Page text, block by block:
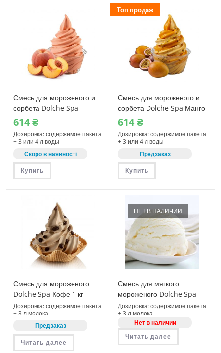
Смесь для мороженого и
сорбета Dolche Spa
Персик 1150 г (08411)
614₴
Дозировка: содержимое пакета
+ 3 или 4 л воды
Скоро в наявності
Купить
Топ продаж
Смесь для мороженого и
сорбета Dolche Spa Манго
Маракуйя 1150 г (08335)
614₴
Дозировка: содержимое пакета
+ 3 или 4 л воды
Предзаказ
Купить
Смесь для мороженого
Dolche Spa Кофе 1 кг
(08010)
Дозировка: содержимое пакета
+ 3 л молока
Предзаказ
Читать далее
НЕТ В НАЛИЧИИ
Смесь для мягкого
мороженого Dolche Spa
Fior di latte Пломбир 1 кг
(08070)
Дозировка: содержимое пакета
+ 3 л молока
Нет в наличии
Читать далее